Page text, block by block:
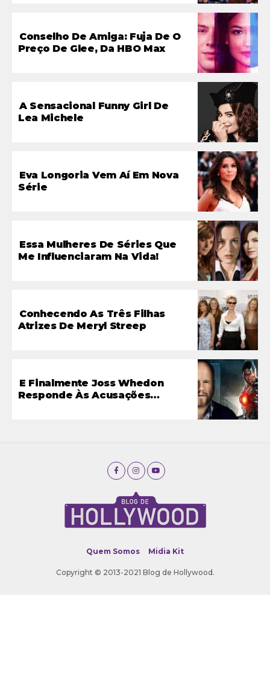
Conselho De Amiga: Fuja De O
Preço De Glee, Da HBO Max
A Sensacional Funny Girl De
Lea Michele
Eva Longoria Vem Aí Em Nova
Série
Essa Mulheres De Séries Que
Me Influenciaram Na Vida!
Conhecendo As Três Filhas
Atrizes De Meryl Streep
E Finalmente Joss Whedon
Responde Às Acusações…
Quem Somos Midia Kit
Copyright © 2013-2021 Blog de Hollywood.